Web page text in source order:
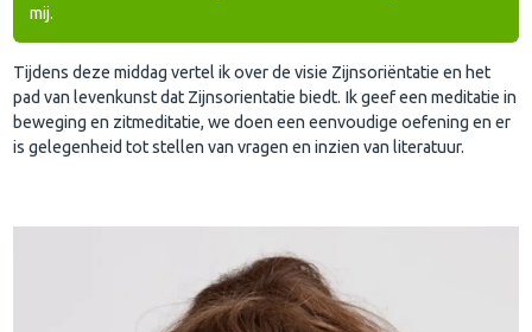
mij.
Tijdens deze middag vertel ik over de visie Zijnsoriëntatie en het
pad van levenkunst dat Zijnsorientatie biedt. Ik geef een meditatie in
beweging en zitmeditatie, we doen een eenvoudige oefening en er
is gelegenheid tot stellen van vragen en inzien van literatuur.